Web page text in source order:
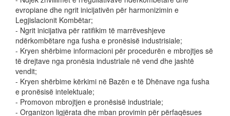
evropiane dhe ngrit inicijativën për harmonizimin e
Legjislacionit Kombëtar;
- Ngrit inicijativa për ratifikim të marrëveshjeve
ndërkombëtare nga fusha e pronësisë industrisiale;
- Kryen shërbime informacioni për procedurën e mbrojtjes së
të drejtave nga pronësia industriale në vend dhe jashtë
vendit;
- Kryen shërbime kërkimi në Bazën e të Dhënave nga fusha
e pronësisë intelektuale;
- Promovon mbrojtjen e pronësisë industriale;
- Organizon ligjërata dhe mban provimin për përfaqësues